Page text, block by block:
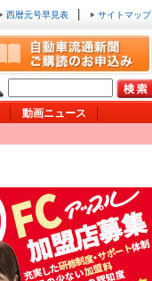
西暦元号早見表 サイトマップ
動画ニュース